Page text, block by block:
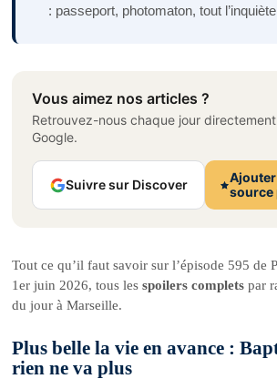
: passeport, photomaton, tout
Vous aimez nos articles ?
Retrouvez-nous chaque jour
Google.
Suivre sur Discover
source
Tout ce qu’il faut savoir sur l’épisode 595 de
1er juin 2026, tous lesspoilers complets par
du jour à Marseille.
Plus belle la vie en avance :
rien ne va plus